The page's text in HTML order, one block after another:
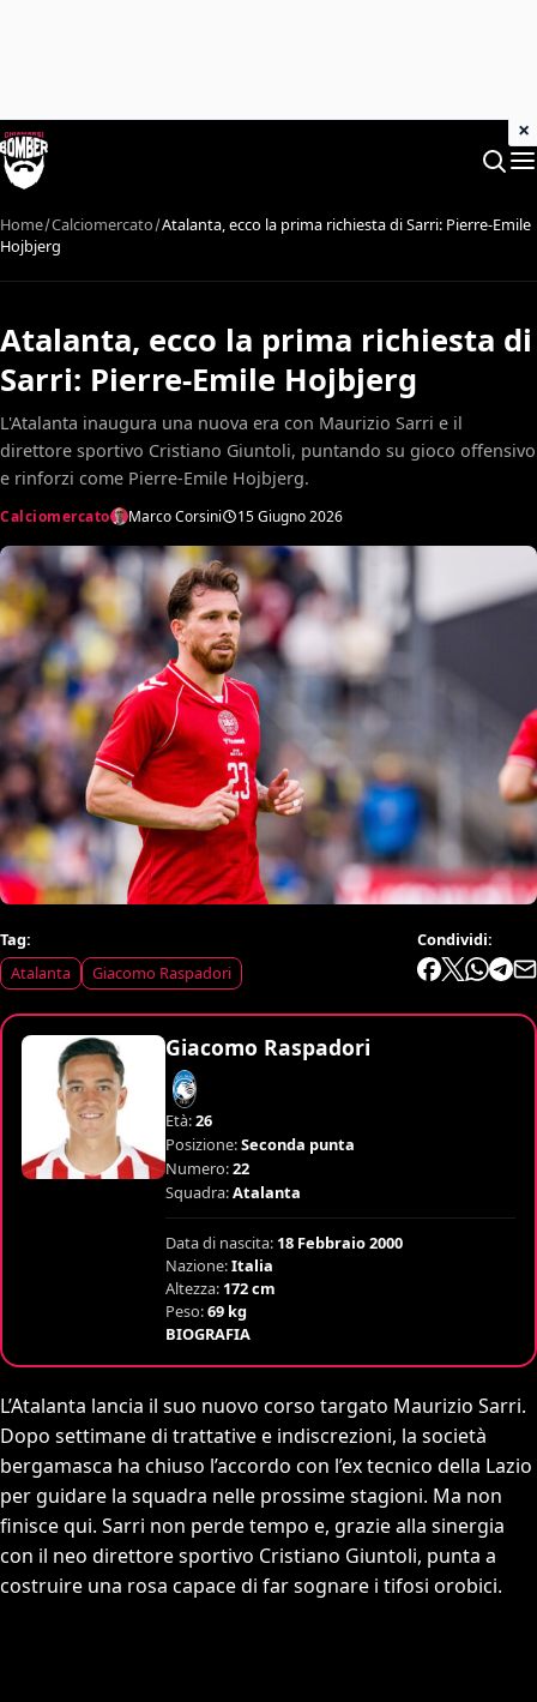
Home Calciomercato Atalanta, ecco la prima richiesta di Sarri: Pierre-Emile
Hojbjerg
Atalanta, ecco la prima richiesta di
Sarri: Pierre-Emile Hojbjerg
L'Atalanta inaugura una nuova era con Maurizio Sarri e il
direttore sportivo Cristiano Giuntoli, puntando su gioco offensivo
e rinforzi come Pierre-Emile Hojbjerg.
Calciomercato Marco Corsini 15 Giugno 2026
Tag:
Atalanta
Giacomo Raspadori
Condividi:
Giacomo Raspadori
Età:26
Posizione:Seconda punta
Numero:22
Squadra:Atalanta
Data di nascita: 18 Febbraio 2000
Nazione:Italia
Altezza: 172 cm
Peso:69 kg
BIOGRAFIA
L’Atalanta lancia il suo nuovo corso targato Maurizio Sarri.
Dopo settimane di trattative e indiscrezioni, la società
bergamasca ha chiuso l’accordo con l’ex tecnico della Lazio
per guidare la squadra nelle prossime stagioni. Ma non
finisce qui. Sarri non perde tempo e, grazie alla sinergia
con il neo direttore sportivo Cristiano Giuntoli, punta a
costruire una rosa capace di far sognare i tifosi orobici.
×